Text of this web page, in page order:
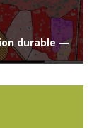
durable —